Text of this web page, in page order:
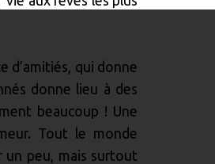
d’amitiés, qui donne
donne lieu à des
beaucoup ! Une
Tout le monde
un peu, mais surtout